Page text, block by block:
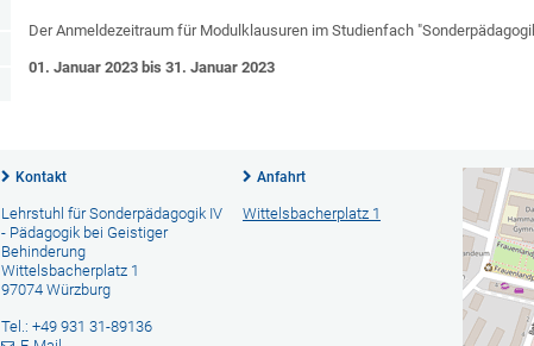
Der Anmeldezeitraum für Modulklausuren im Studienfach
01. Januar 2023 bis 31. Januar 2023
Kontakt
Lehrstuhl für Sonderpädagogik IV
- Pädagogik bei Geistiger
Behinderung
Wittelsbacherplatz 1
97074 Würzburg
Tel.: +49 931 31-89136
Anfahrt
Wittelsbacherplatz 1